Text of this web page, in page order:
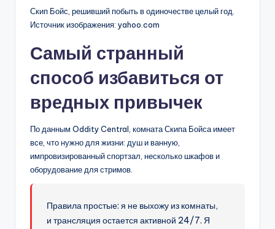
Скип Бойс, решивший побыть в одиночестве целый год.
Источник изображения: yahoo.com
Самый странный
способ избавиться от
вредных привычек
По данным Oddity Central, комната Скипа Бойса имеет
все, что нужно для жизни: душ и ванную,
импровизированный спортзал, несколько шкафов и
оборудование для стримов.
Правила простые: я не выхожу из комнаты,
и трансляция остается активной 24/7. Я